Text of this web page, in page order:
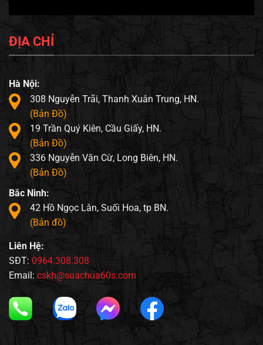
ĐỊA CHỈ
Hà Nội:
308 Nguyễn Trãi, Thanh Xuân Trung, HN.
(Bản Đồ)
19 Trần Quý Kiên, Cầu Giấy, HN.
(Bản Đồ)
336 Nguyễn Văn Cừ, Long Biên, HN.
(Bản Đồ)
Bắc Ninh:
42 Hồ Ngọc Lân, Suối Hoa, tp BN.
(Bản đồ)
Liên Hệ:
SĐT: 0964.308.308
Email: cskh@suachua60s.com